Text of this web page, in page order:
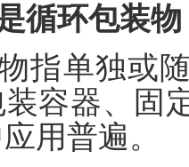
循环包装物
指单独或
容器、固
用普遍。